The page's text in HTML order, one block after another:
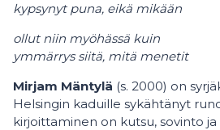
kypsynyt puna, eikä mikään
ollut niin myöhässä kuin
ymmärrys siitä, mitä menetit
Mirjam Mäntylä (s. 2000) on
Helsingin kaduille sykähtänyt
kirjoittaminen on kutsu, sovinto ja